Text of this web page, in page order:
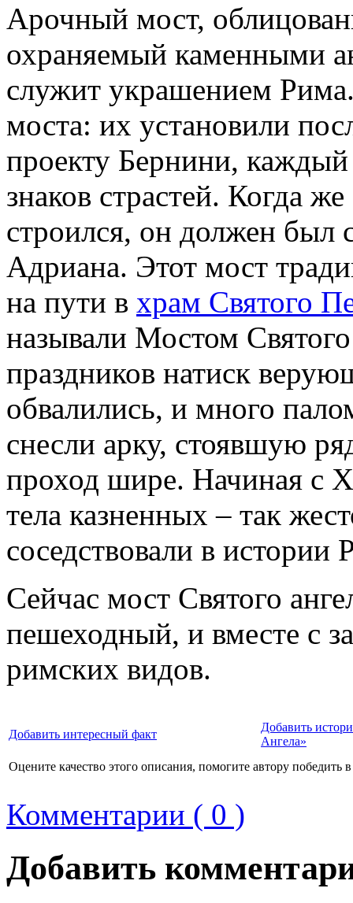
Арочный мост,
охраняемый каменными
служит украшением
моста: их установили
проекту Бернини,
знаков страстей. Когда
строился, он должен был
Адриана. Этот мост
на пути в храм Святого
называли Мостом
праздников натиск
обвалились, и много
снесли арку, стоявшую
проход шире. Начиная с
тела казненных – так
соседствовали в истории
Сейчас мост Святого
пешеходный, и вместе с
римских видов.
Добавить интересный факт
Добавить
Ангела»
Оцените качество этого описания, помогите автору победить
Комментарии ( 0 )
Добавить